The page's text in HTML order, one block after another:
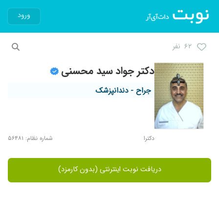
ورود
۶۲ نفر
دکتر جواد سید محسنی
جراح - دندانپزشک
دکترا شماره نظام: ۵۶۴۸۱
دریافت نوبت اینترنتی (بدون کارمزد)